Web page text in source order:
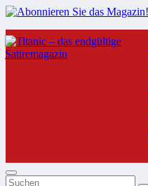
Zum
Inhalt
springen